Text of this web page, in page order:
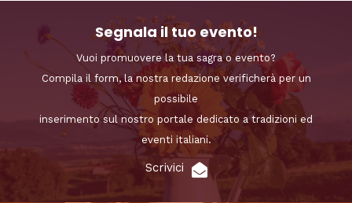
Segnala il tuo evento!
Vuoi promuovere la tua sagra o evento?
Compila il form, la nostra redazione verificherà per un
possibile
inserimento sul nostro portale dedicato a tradizioni ed
eventi italiani.
Scrivici